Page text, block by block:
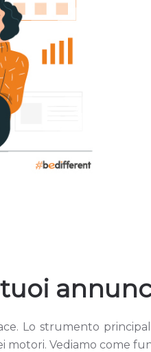
Lo strumento
Vediamo come